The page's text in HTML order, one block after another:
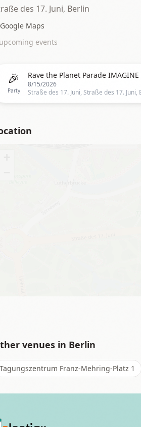
des 17. Juni, Berlin
Google Maps
upcoming events
🎉
Party
8/15/2026
venues in Berlin
Tagungszentrum Franz-Mehring-Platz 1